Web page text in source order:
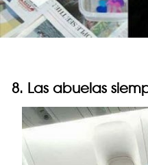
8. Las abuelas